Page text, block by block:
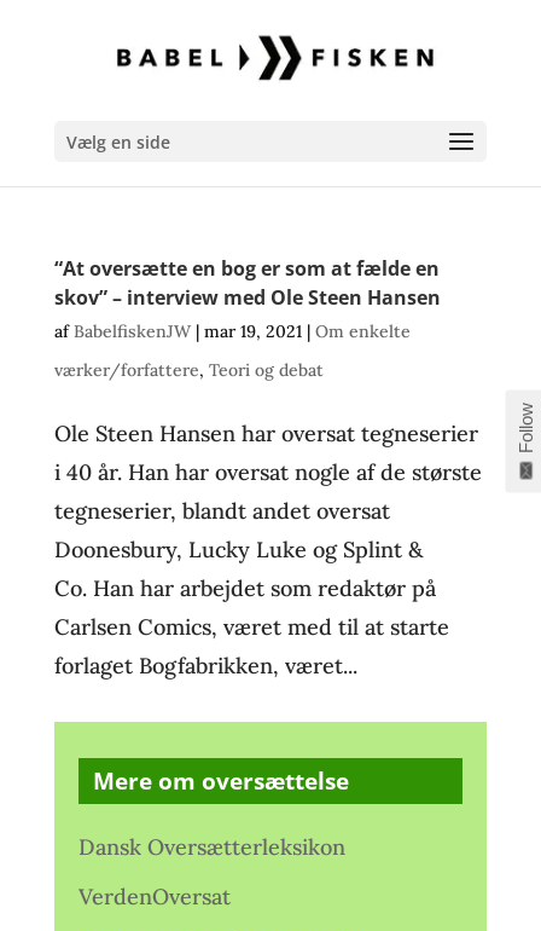
Vælg en side
“At oversætte en bog er som at fælde en
skov” – interview med Ole Steen Hansen
afBabelfiskenJW| mar 19, 2021| Om enkelte
værker/forfattere, Teori og debat
Ole Steen Hansen har oversat tegneserier
i 40 år. Han har oversat nogle af de største
tegneserier, blandt andet oversat
Doonesbury, Lucky Luke og Splint &
Co. Han har arbejdet som redaktør på
Carlsen Comics, været med til at starte
forlaget Bogfabrikken, været...
Mere om oversættelse
Dansk Oversætterleksikon
VerdenOversat
Follow